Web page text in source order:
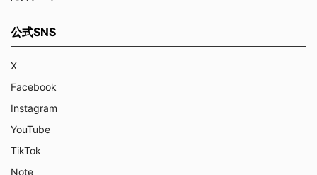
公式SNS
X
Facebook
Instagram
YouTube
TikTok
Note